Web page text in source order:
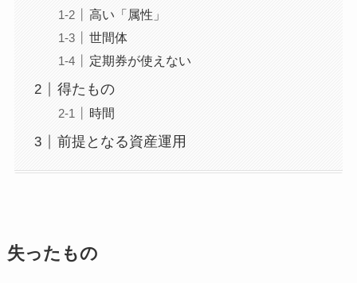
高い「属性」
世間体
定期券が使えない
得たもの
時間
前提となる資産運用
失ったもの